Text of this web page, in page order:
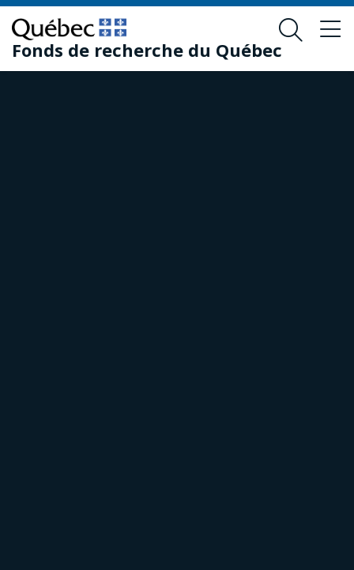
Passer
au
contenu
principal
Passer
au
pied
de
Fonds de recherche du Québec